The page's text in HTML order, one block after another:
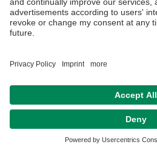
Barrierefreiheitserklärung